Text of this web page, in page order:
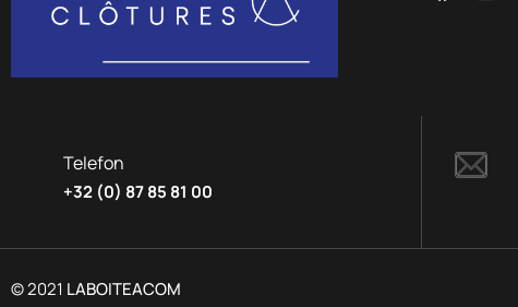
Telefon
+32 (0) 87 85 81 00
© 2021 LABOITEACOM